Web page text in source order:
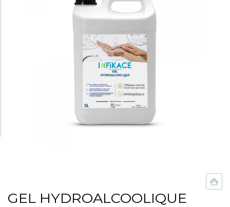
GEL HYDROALCOOLIQUE